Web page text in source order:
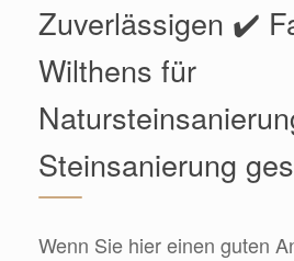
Zuverlässigen ✔️
Wilthens für
Steinsanierung
Wenn Sie hier einen guten